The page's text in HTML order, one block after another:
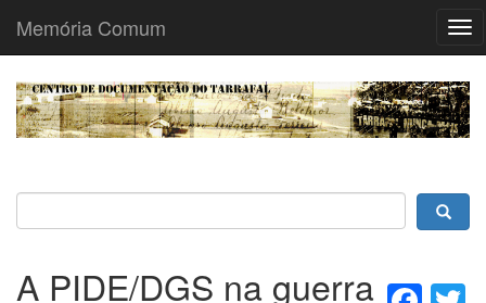
Passar
para
Memória Comum
A PIDE/DGS na guerra